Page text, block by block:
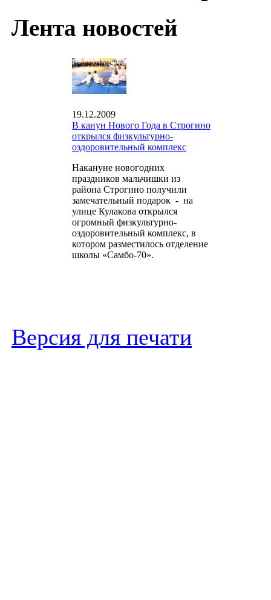
Лента новостей
19.12.2009
В канун Нового Года в Строгино
открылся физкультурно-
оздоровительный комплекс
Накануне новогодних
праздников мальчишки из
района Строгино получили
замечательный подарок - на
улице Кулакова открылся
огромный физкультурно-
оздоровительный комплекс, в
котором разместилось отделение
школы «Самбо-70».
Версия для печати